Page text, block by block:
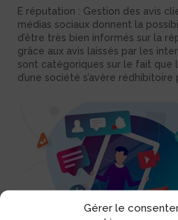
Gérer le
E réputation : Gestion des avis
médias sociaux donnent la
d’être très bien informés sur la
grâce aux avis laissés par les
sont catégoriques sur le fait que
d’une société s’avère rédhibitoire